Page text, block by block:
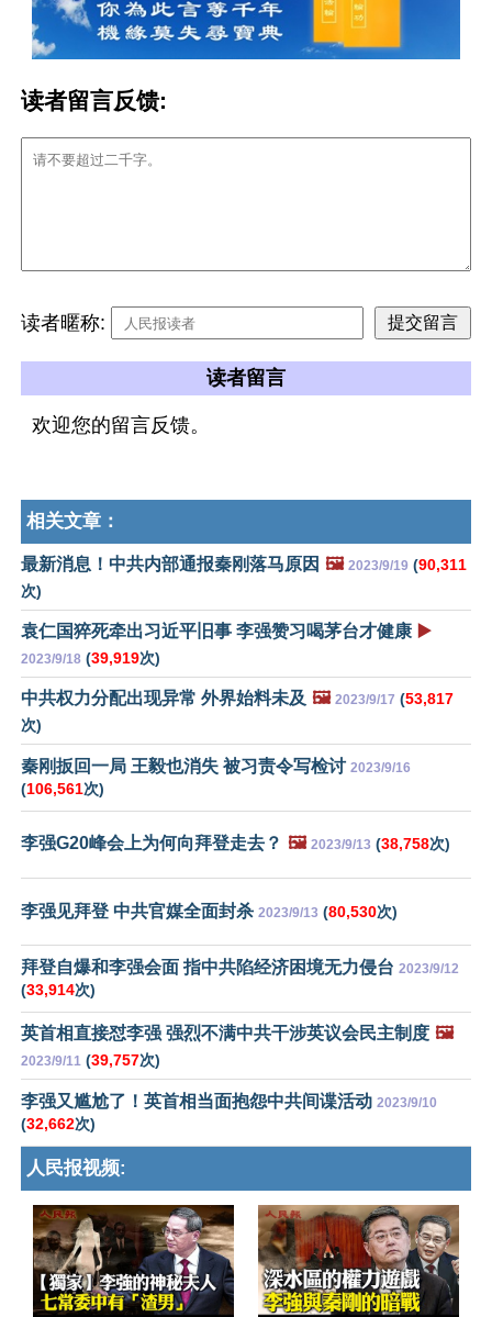
读者留言反馈:
读者暱称:
读者留言
欢迎您的留言反馈。
相关文章：
最新消息！中共内部通报秦刚落马原因 🖼️ 2023/9/19 (90,311
次)
袁仁国猝死牵出习近平旧事 李强赞习喝茅台才健康 ▶️
2023/9/18 (39,919次)
中共权力分配出现异常 外界始料未及 🖼️ 2023/9/17 (53,817
次)
秦刚扳回一局 王毅也消失 被习责令写检讨 2023/9/16
(106,561次)
李强G20峰会上为何向拜登走去？ 🖼️ 2023/9/13 (38,758次)
李强见拜登 中共官媒全面封杀 2023/9/13 (80,530次)
拜登自爆和李强会面 指中共陷经济困境无力侵台 2023/9/12
(33,914次)
英首相直接怼李强 强烈不满中共干涉英议会民主制度 🖼️
2023/9/11 (39,757次)
李强又尴尬了！英首相当面抱怨中共间谍活动 2023/9/10
(32,662次)
人民报视频: